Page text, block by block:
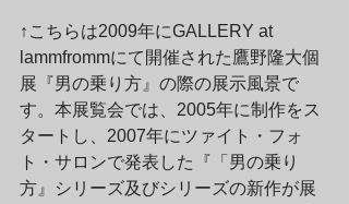
↑こちらは2009年にGALLERY at
lammfrommにて開催された鷹野隆大個
展『男の乗り方』の際の展示風景で
す。本展覧会では、2005年に制作をス
タートし、2007年にツァイト・フォ
ト・サロンで発表した『「男の乗り
方』シリーズ及びシリーズの新作が展